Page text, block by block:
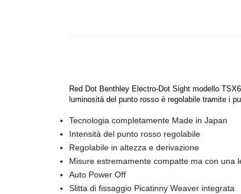
Red Dot Benthley Electro-Dot Sight modello
luminosità del punto rosso è regolabile tramite i
Tecnologia completamente Made in Japan
Intensità del punto rosso regolabile
Regolabile in altezza e derivazione
Misure estremamente compatte ma con una
Auto Power Off
Slitta di fissaggio Picatinny Weaver integrata